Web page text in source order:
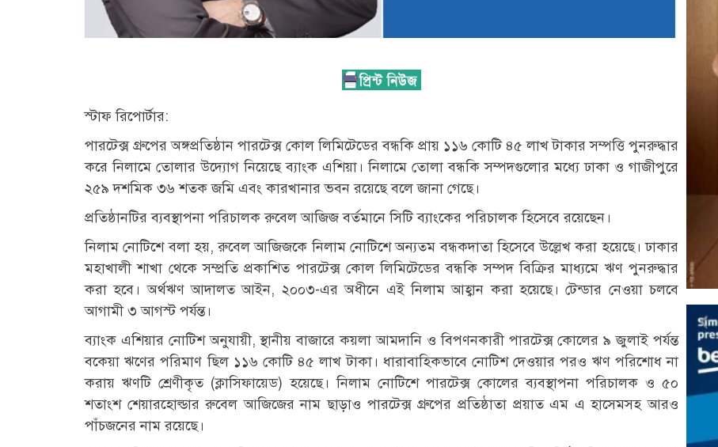
স্টাফ রিপোর্টার:
পারটেক্স গ্রুপের অঙ্গপ্রতিষ্ঠান পারটেক্স কোল লিমিটেডের বন্ধকি প্রায় ১১৬ কোটি ৪৫ লাখ টাকার সম্পত্তি পুনরুদ্ধার
করে নিলামে তোলার উদ্যোগ নিয়েছে ব্যাংক এশিয়া। নিলামে তোলা বন্ধকি সম্পদগুলোর মধ্যে ঢাকা ও গাজীপুরে
২৫৯ দশমিক ৩৬ শতক জমি এবং কারখানার ভবন রয়েছে বলে জানা গেছে।
প্রতিষ্ঠানটির ব্যবস্থাপনা পরিচালক রুবেল আজিজ বর্তমানে সিটি ব্যাংকের পরিচালক হিসেবে রয়েছেন।
নিলাম নোটিশে বলা হয়, রুবেল আজিজকে নিলাম নোটিশে অন্যতম বন্ধকদাতা হিসেবে উল্লেখ করা হয়েছে। ঢাকার
মহাখালী শাখা থেকে সম্প্রতি প্রকাশিত পারটেক্স কোল লিমিটেডের বন্ধকি সম্পদ বিক্রির মাধ্যমে ঋণ পুনরুদ্ধার
করা হবে। অর্থঋণ আদালত আইন, ২০০৩-এর অধীনে এই নিলাম আহ্বান করা হয়েছে। টেন্ডার নেওয়া চলবে
আগামী ৩ আগস্ট পর্যন্ত।
ব্যাংক এশিয়ার নোটিশ অনুযায়ী, স্থানীয় বাজারে কয়লা আমদানি ও বিপণনকারী পারটেক্স কোলের ৯ জুলাই পর্যন্ত
বকেয়া ঋণের পরিমাণ ছিল ১১৬ কোটি ৪৫ লাখ টাকা। ধারাবাহিকভাবে নোটিশ দেওয়ার পরও ঋণ পরিশোধ না
করায় ঋণটি শ্রেণীকৃত (ক্লাসিফায়েড) হয়েছে। নিলাম নোটিশে পারটেক্স কোলের ব্যবস্থাপনা পরিচালক ও ৫০
শতাংশ শেয়ারহোল্ডার রুবেল আজিজের নাম ছাড়াও পারটেক্স গ্রুপের প্রতিষ্ঠাতা প্রয়াত এম এ হাসেমসহ আরও
পাঁচজনের নাম রয়েছে।